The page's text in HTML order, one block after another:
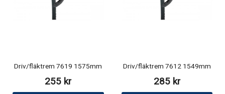
Driv/fläktrem 7619 1575mm
255 kr
Driv/fläktrem 7612 1549mm
285 kr